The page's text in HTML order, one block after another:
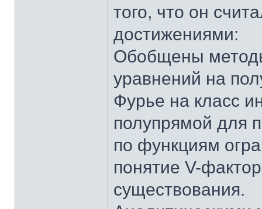
того, что он
достижениями:
Обобщены
уравнений на
Фурье на класс
полупрямой для
по функциям
понятие V-
существования.